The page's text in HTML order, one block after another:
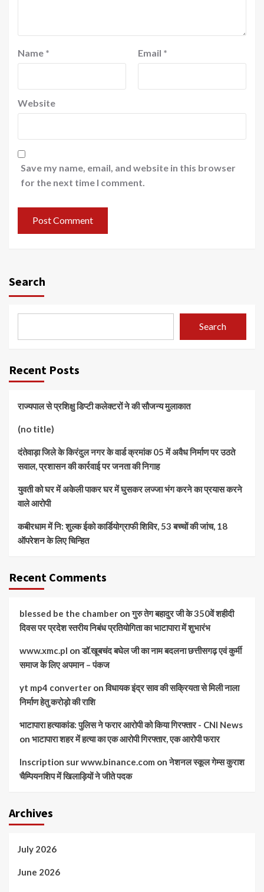
Name * Email *
Website
Save my name, email, and website in this browser
for the next time I comment.
Search
Search
Recent Posts
राज्यपाल से प्रशिक्षु डिप्टी कलेक्टरों ने की सौजन्य मुलाकात
(no title)
दंतेवाड़ा जिले के किरंदुल नगर के वार्ड क्रमांक 05 में अवैध निर्माण पर उठते
सवाल, प्रशासन की कार्रवाई पर जनता की निगाह
युवती को घर में अकेली पाकर घर में घुसकर लज्जा भंग करने का प्रयास करने
वाले आरोपी
कबीरधाम में नि: शुल्क ईको कार्डियोग्राफी शिविर, 53 बच्चों की जांच, 18
ऑपरेशन के लिए चिन्हित
Recent Comments
blessed be the chamber onगुरु तेग बहादुर जी के 350वें शहीदी
दिवस पर प्रदेश स्तरीय निबंध प्रतियोगिता का भाटापारा में शुभारंभ
www.xmc.pl onडॉ.खूबचंद बघेल जी का नाम बदलना छत्तीसगढ़ एवं कुर्मी
समाज के लिए अपमान – पंकज
yt mp4 converter onविधायक इंद्र साव की सक्रियता से मिली नाला
निर्माण हेतु करोड़ो की राशि
भाटापारा हत्याकांड: पुलिस ने फरार आरोपी को किया गिरफ्तार - CNI News
on भाटापारा शहर में हत्या का एक आरोपी गिरफ्तार, एक आरोपी फरार
Inscription sur www.binance.com onनेशनल स्कूल गेम्स कुराश
चैम्पियनशिप में खिलाड़ियों ने जीते पदक
Archives
July 2026
June 2026